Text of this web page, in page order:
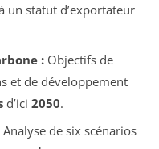
un statut d’exportateur
:Objectifs de
et de développement
d’ici 2050.
Analyse de six scénarios